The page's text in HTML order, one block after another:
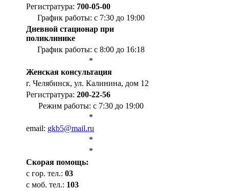
Регистратура: 700-05-00
График работы: с 7:30 до 19:00
Дневной стационар при
поликлинике
График работы: с 8:00 до 16:18
*
Женская консультация
г. Челябинск, ул. Калинина, дом 12
Регистратура: 200-22-56
Режим работы: с 7:30 до 19:00
*
email: gkb5@mail.ru
*
*
Cкорая помощь:
с гор. тел.: 03
с моб. тел.: 103